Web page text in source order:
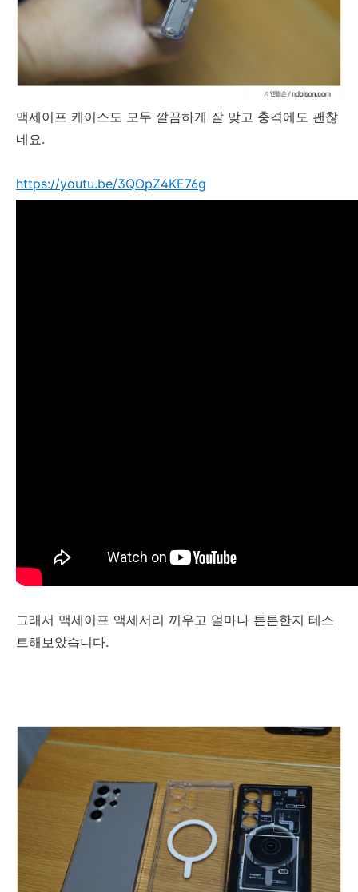
맥세이프 케이스도 모두 깔끔하게 잘 맞고 충격에도 괜찮
네요.
https://youtu.be/3QOpZ4KE76g
그래서 맥세이프 액세서리 끼우고 얼마나 튼튼한지 테스
트해보았습니다.